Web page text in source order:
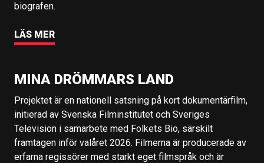
biografen.
LÄS MER
MINA DRÖMMARS LAND
Projektet är en nationell satsning på kort dokumentärfilm,
initierad av Svenska Filminstitutet och Sveriges
Television i samarbete med Folkets Bio, särskilt
framtagen inför valåret 2026. Filmerna är producerade av
erfarna regissörer med starkt eget filmspråk och är